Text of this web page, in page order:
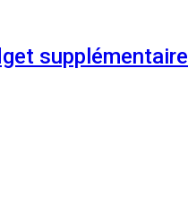
supplémentaire